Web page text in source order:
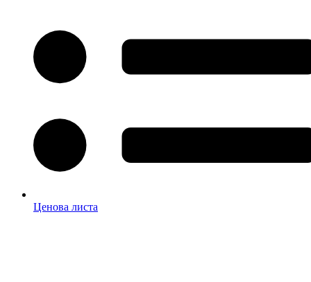
Ценова листа